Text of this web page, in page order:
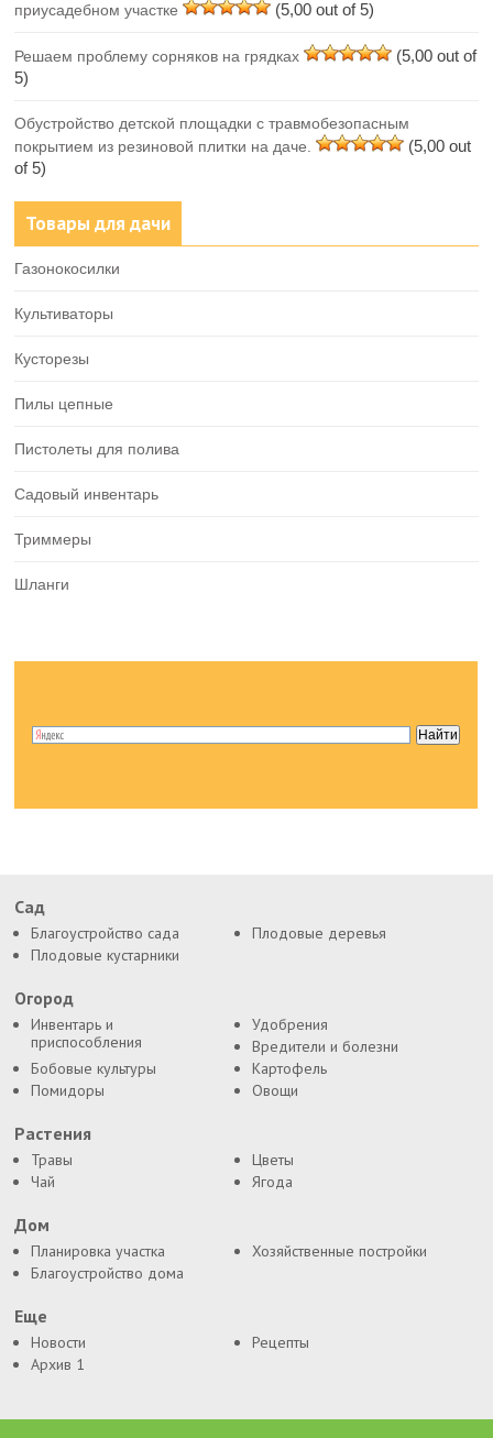
приусадебном участке
(5,00 out of 5)
Решаем проблему сорняков на грядках
(5,00 out of
5)
Обустройство детской площадки с травмобезопасным
покрытием из резиновой плитки на даче.
(5,00 out
of 5)
Товары для дачи
Газонокосилки
Культиваторы
Кусторезы
Пилы цепные
Пистолеты для полива
Садовый инвентарь
Триммеры
Шланги
Сад
Благоустройство сада
Плодовые деревья
Плодовые кустарники
Огород
Инвентарь и
приспособления
Удобрения
Вредители и болезни
Бобовые культуры
Картофель
Помидоры
Овощи
Растения
Травы
Цветы
Чай
Ягода
Дом
Планировка участка
Хозяйственные постройки
Благоустройство дома
Еще
Новости
Рецепты
Архив 1